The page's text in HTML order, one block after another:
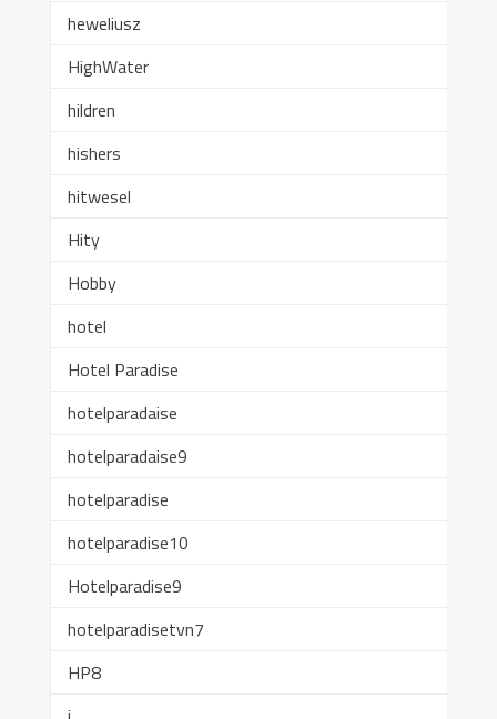
heweliusz
HighWater
hildren
hishers
hitwesel
Hity
Hobby
hotel
Hotel Paradise
hotelparadaise
hotelparadaise9
hotelparadise
hotelparadise10
Hotelparadise9
hotelparadisetvn7
HP8